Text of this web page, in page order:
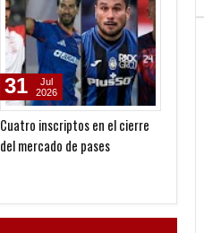
Braian Romero: “En plena
pandemia me dijeron que no me
23
Jan
2021